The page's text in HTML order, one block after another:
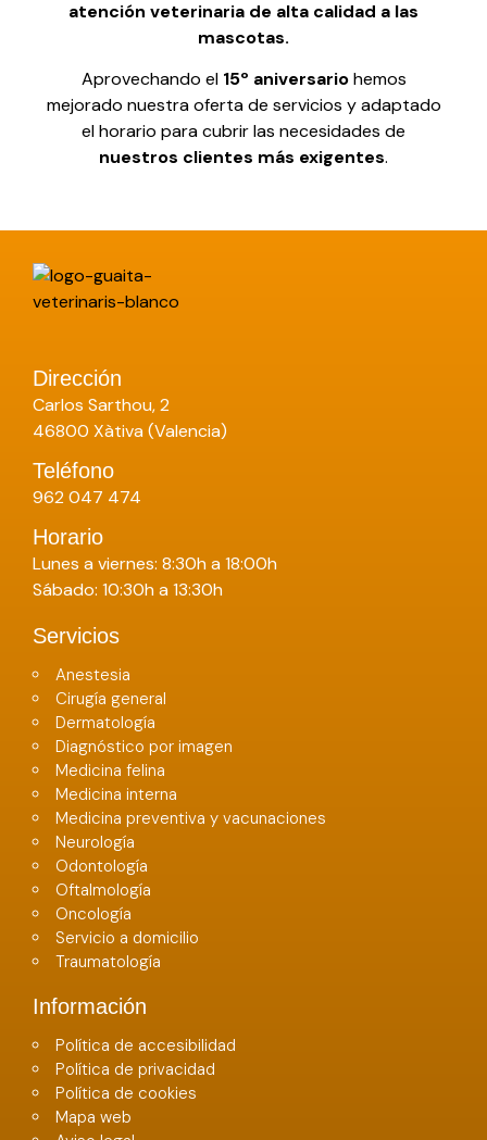
atención veterinaria de alta calidad a las
mascotas.
Aprovechando el 15º aniversariohemos
mejorado nuestra oferta de servicios y adaptado
el horario para cubrir las necesidades de
nuestros clientes más exigentes.
Dirección
Carlos Sarthou, 2
46800 Xàtiva (Valencia)
Teléfono
962 047 474
Horario
Lunes a viernes: 8:30h a 18:00h
Sábado: 10:30h a 13:30h
Servicios
Anestesia
Cirugía general
Dermatología
Diagnóstico por imagen
Medicina felina
Medicina interna
Medicina preventiva y vacunaciones
Neurología
Odontología
Oftalmología
Oncología
Servicio a domicilio
Traumatología
Información
Política de accesibilidad
Política de privacidad
Política de cookies
Mapa web